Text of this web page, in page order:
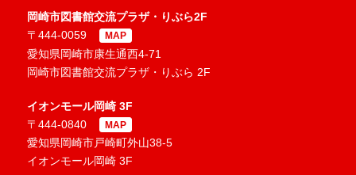
岡崎市図書館交流プラザ・りぶら2F
〒444-0059
MAP
愛知県岡崎市康生通西4-71
岡崎市図書館交流プラザ・りぶら 2F
イオンモール岡崎 3F
〒444-0840
MAP
愛知県岡崎市戸崎町外山38-5
イオンモール岡崎 3F